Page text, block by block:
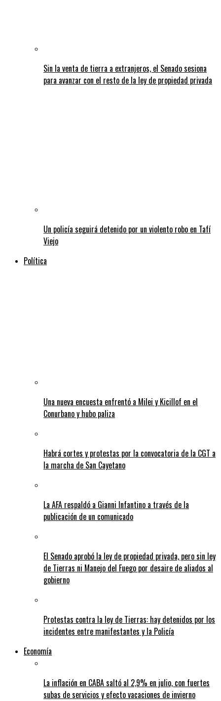
Sin la venta de tierra a extranjeros, el Senado sesiona
para avanzar con el resto de la ley de propiedad privada
Un policía seguirá detenido por un violento robo en Tafí
Viejo
Política
Una nueva encuesta enfrentó a Milei y Kicillof en el
Conurbano y hubo paliza
Habrá cortes y protestas por la convocatoria de la CGT a
la marcha de San Cayetano
La AFA respaldó a Gianni Infantino a través de la
publicación de un comunicado
El Senado aprobó la ley de propiedad privada, pero sin ley
de Tierras ni Manejo del Fuego por desaire de aliados al
gobierno
Protestas contra la ley de Tierras: hay detenidos por los
incidentes entre manifestantes y la Policía
Economía
La inflación en CABA saltó al 2,9% en julio, con fuertes
subas de servicios y efecto vacaciones de invierno